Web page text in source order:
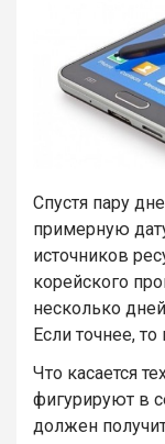
Спустя пару
примерную
источников
корейского
несколько
Если точнее, то
Что касается
фигурируют в
должен